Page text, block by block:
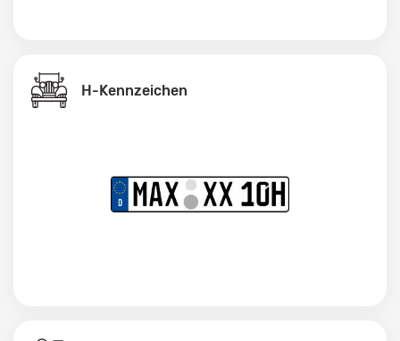
H-Kennzeichen